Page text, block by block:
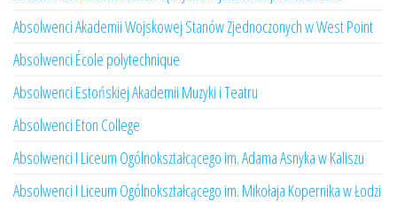
Absolwenci Akademii Wojskowej Stanów Zjednoczonych w West Point
Absolwenci École polytechnique
Absolwenci Estońskiej Akademii Muzyki i Teatru
Absolwenci Eton College
Absolwenci I Liceum Ogólnokształcącego im. Adama Asnyka w Kaliszu
Absolwenci I Liceum Ogólnokształcącego im. Mikołaja Kopernika w Łodzi